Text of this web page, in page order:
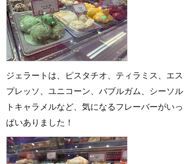
ジェラートは、ピスタチオ、ティラミス、エス
プレッソ、ユニコーン、バブルガム、シーソル
トキャラメルなど、気になるフレーバーがいっ
ぱいありました！